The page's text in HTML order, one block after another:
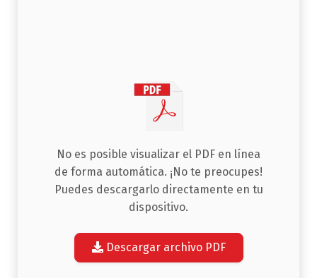
No es posible visualizar el PDF en línea
de forma automática. ¡No te preocupes!
Puedes descargarlo directamente en tu
dispositivo.
Descargar archivo PDF